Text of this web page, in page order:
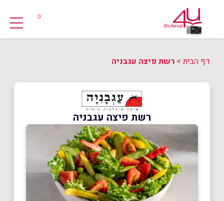
0
דף הבית> רשת פיצה עגבניה
רשת פיצה עגבניה